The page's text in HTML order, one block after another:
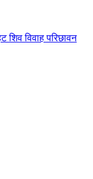
शिव विवाह परिछावन